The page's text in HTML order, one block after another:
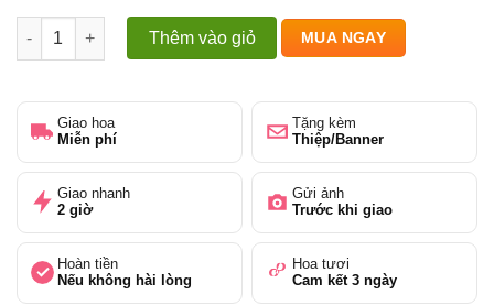
Khai Trương Thịnh Vượng – Chúc Mừng Sự Thành Công Mới
Thêm vào giỏ MUA NGAY
Giao hoa
Miễn phí
Tặng kèm
Thiệp/Banner
Giao nhanh
2 giờ
Gửi ảnh
Trước khi giao
Hoàn tiền
Nếu không hài lòng
Hoa tươi
Cam kết 3 ngày